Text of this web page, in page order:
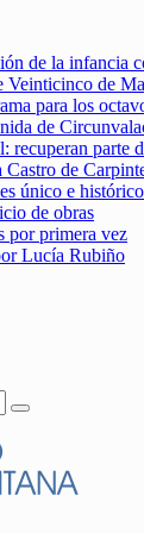
de la infancia
de
para los
de
recuperan parte
de
único e
de obras
por primera vez
Lucía Rubiño